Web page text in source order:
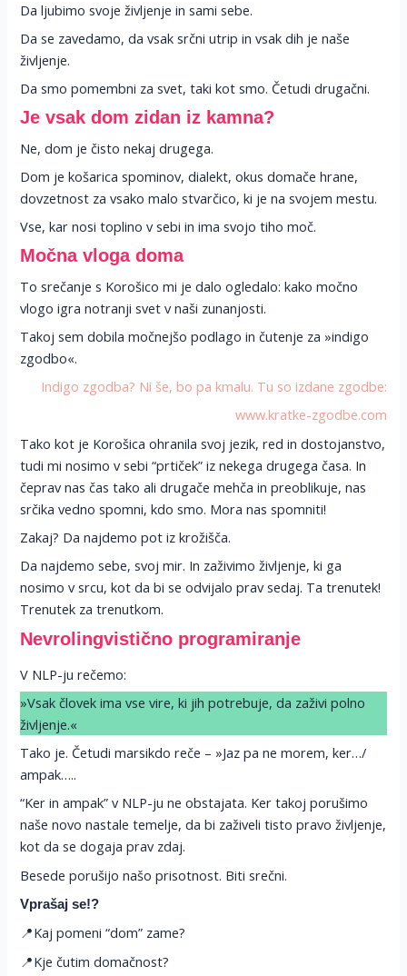
Da ljubimo svoje življenje in sami sebe.
Da se zavedamo, da vsak srčni utrip in vsak dih je naše
življenje.
Da smo pomembni za svet, taki kot smo. Četudi drugačni.
Je vsak dom zidan iz kamna?
Ne, dom je čisto nekaj drugega.
Dom je košarica spominov, dialekt, okus domače hrane,
dovzetnost za vsako malo stvarčico, ki je na svojem mestu.
Vse, kar nosi toplino v sebi in ima svojo tiho moč.
Močna vloga doma
To srečanje s Korošico mi je dalo ogledalo: kako močno
vlogo igra notranji svet v naši zunanjosti.
Takoj sem dobila močnejšo podlago in čutenje za »indigo
zgodbo«.
Indigo zgodba? Ni še, bo pa kmalu. Tu so izdane zgodbe:
www.kratke-zgodbe.com
Tako kot je Korošica ohranila svoj jezik, red in dostojanstvo,
tudi mi nosimo v sebi “prtiček” iz nekega drugega časa. In
čeprav nas čas tako ali drugače mehča in preoblikuje, nas
srčika vedno spomni, kdo smo. Mora nas spomniti!
Zakaj? Da najdemo pot iz krožišča.
Da najdemo sebe, svoj mir. In zaživimo življenje, ki ga
nosimo v srcu, kot da bi se odvijalo prav sedaj. Ta trenutek!
Trenutek za trenutkom.
Nevrolingvistično programiranje
V NLP-ju rečemo:
»Vsak človek ima vse vire, ki jih potrebuje, da zaživi polno
življenje.«
Tako je. Četudi marsikdo reče – »Jaz pa ne morem, ker…/
ampak…..
“Ker in ampak” v NLP-ju ne obstajata. Ker takoj porušimo
naše novo nastale temelje, da bi zaživeli tisto pravo življenje,
kot da se dogaja prav zdaj.
Besede porušijo našo prisotnost. Biti srečni.
Vprašaj se!?
📍Kaj pomeni “dom” zame?
📍Kje čutim domačnost?